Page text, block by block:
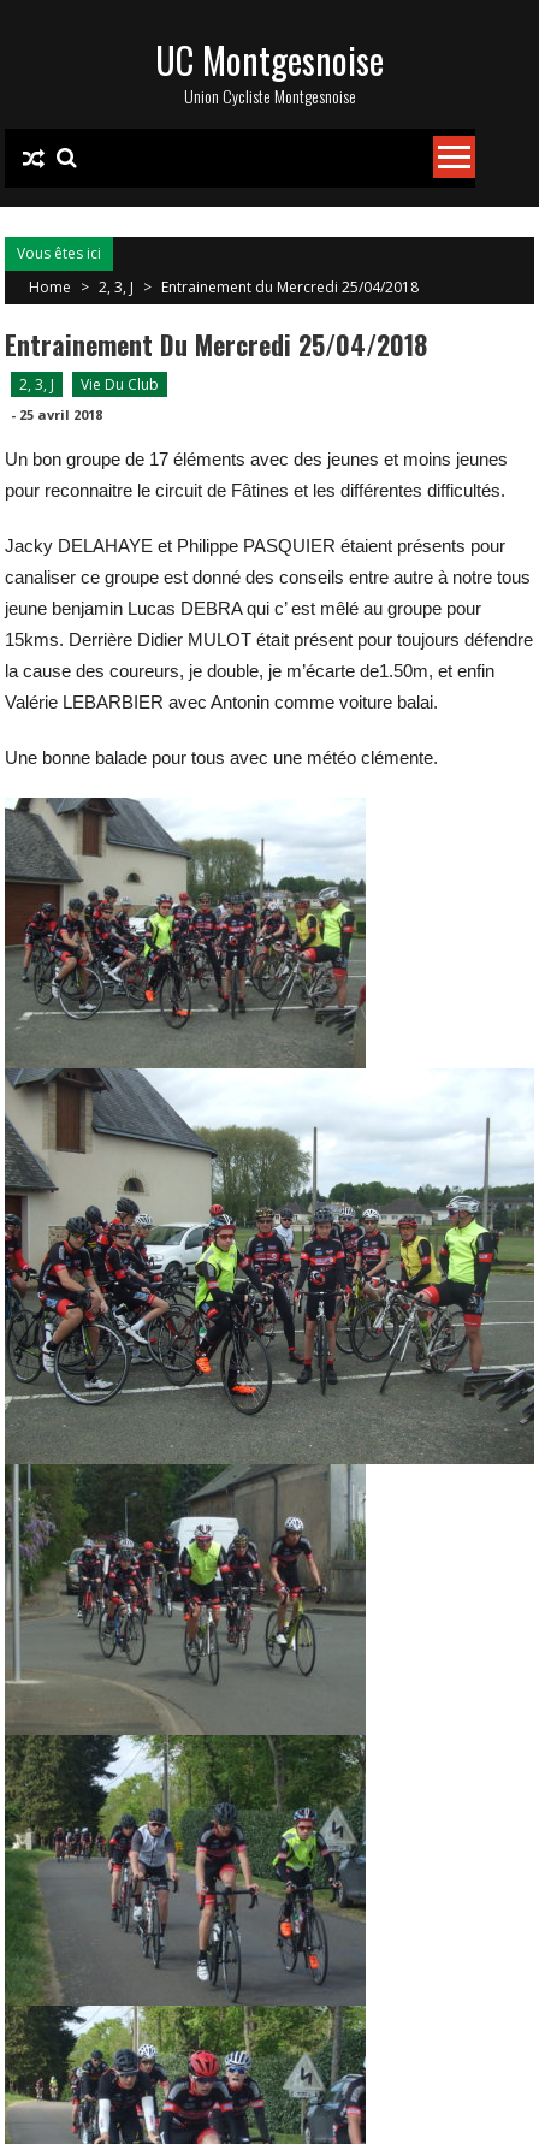
UC Montgesnoise
Union Cycliste Montgesnoise
Vous êtes ici
Home > 2, 3, J > Entrainement du Mercredi 25/04/2018
Entrainement Du Mercredi 25/04/2018
2, 3, J Vie Du Club
- 25 avril 2018
Un bon groupe de 17 éléments avec des jeunes et moins jeunes
pour reconnaitre le circuit de Fâtines et les différentes difficultés.
Jacky DELAHAYE et Philippe PASQUIER étaient présents pour
canaliser ce groupe est donné des conseils entre autre à notre tous
jeune benjamin Lucas DEBRA qui c’ est mêlé au groupe pour
15kms. Derrière Didier MULOT était présent pour toujours défendre
la cause des coureurs, je double, je m’écarte de1.50m, et enfin
Valérie LEBARBIER avec Antonin comme voiture balai.
Une bonne balade pour tous avec une météo clémente.